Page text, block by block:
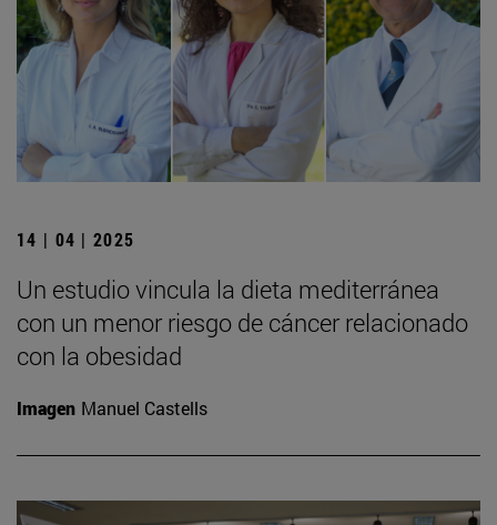
14 | 04 | 2025
Un estudio vincula la dieta mediterránea
con un menor riesgo de cáncer relacionado
con la obesidad
Imagen Manuel Castells